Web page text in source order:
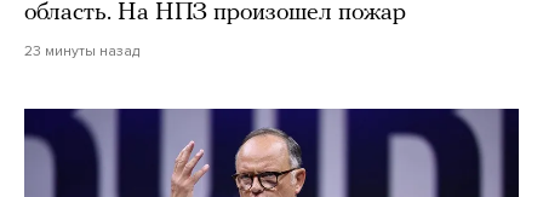
область. На НПЗ произошел пожар
23 минуты назад